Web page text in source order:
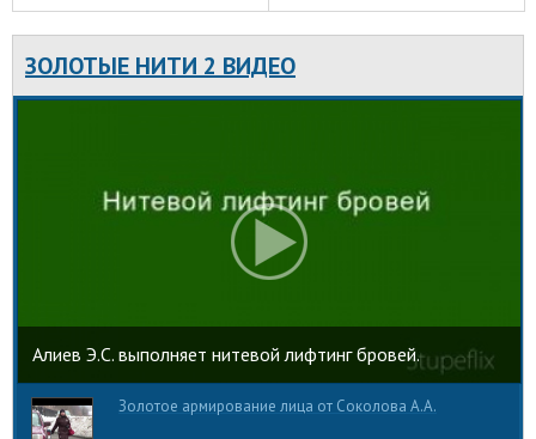
ЗОЛОТЫЕ НИТИ 2 ВИДЕО
Алиев Э.С. выполняет нитевой лифтинг бровей.
Золотое армирование лица от Соколова А.А.